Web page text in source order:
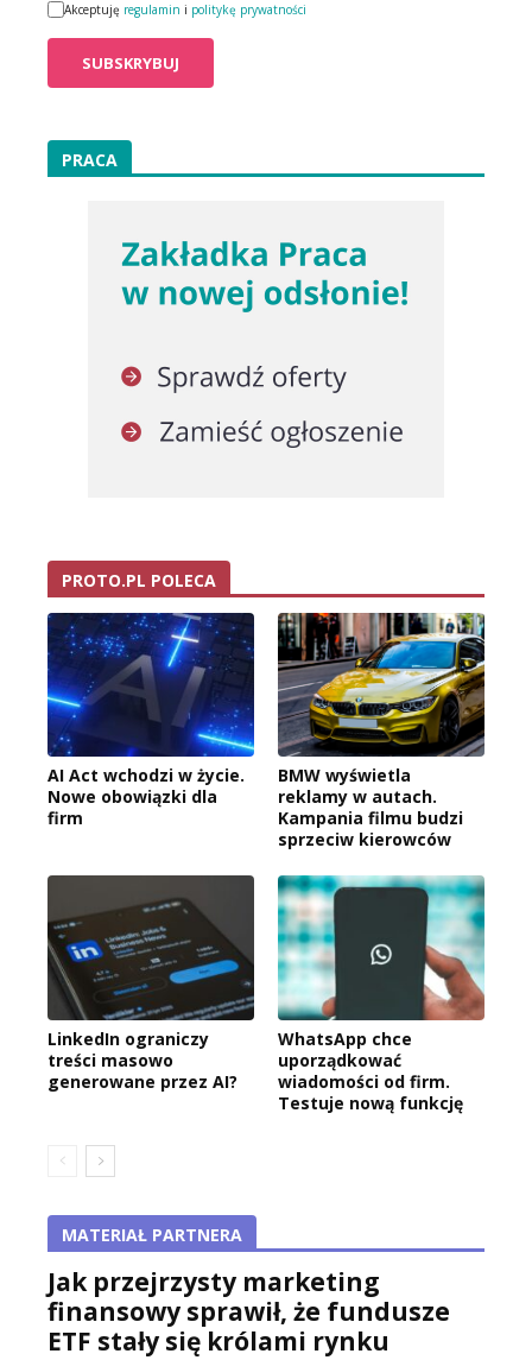
Akceptuję regulamin i politykę prywatności
PRACA
PROTO.PL POLECA
AI Act wchodzi w życie.
Nowe obowiązki dla
firm
BMW wyświetla
reklamy w autach.
Kampania filmu budzi
sprzeciw kierowców
LinkedIn ograniczy
treści masowo
generowane przez AI?
WhatsApp chce
uporządkować
wiadomości od firm.
Testuje nową funkcję
MATERIAŁ PARTNERA
Jak przejrzysty marketing
finansowy sprawił, że fundusze
ETF stały się królami rynku